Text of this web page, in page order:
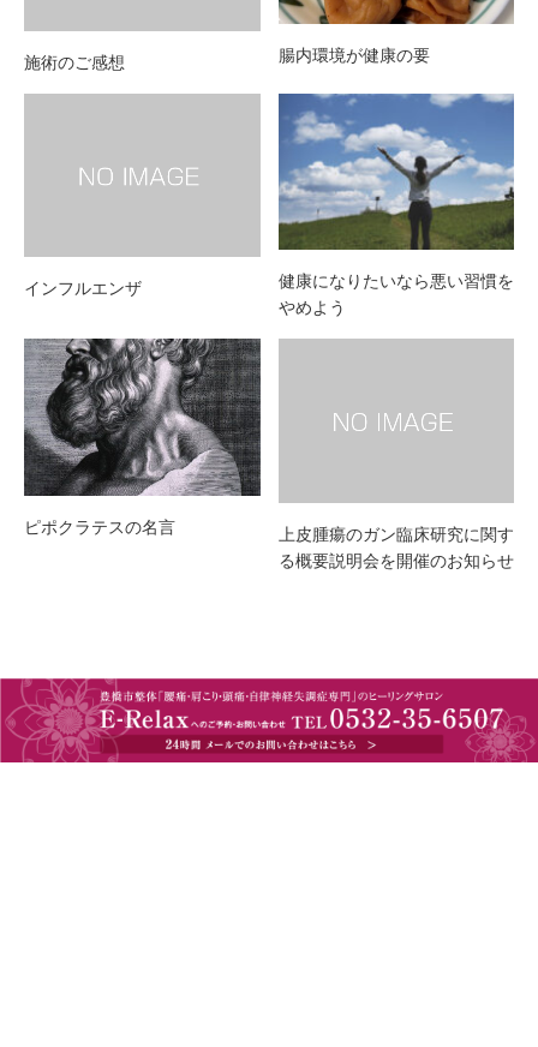
施術のご感想 腸内環境が健康の要
インフルエンザ
健康になりたいなら悪い習慣を
やめよう
ピポクラテスの名言
上皮腫瘍のガン臨床研究に関す
る概要説明会を開催のお知らせ